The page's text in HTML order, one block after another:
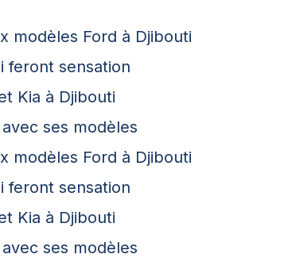
modèles Ford à Djibouti
feront sensation
Kia à Djibouti
ses modèles
modèles Ford à Djibouti
feront sensation
Kia à Djibouti
ses modèles